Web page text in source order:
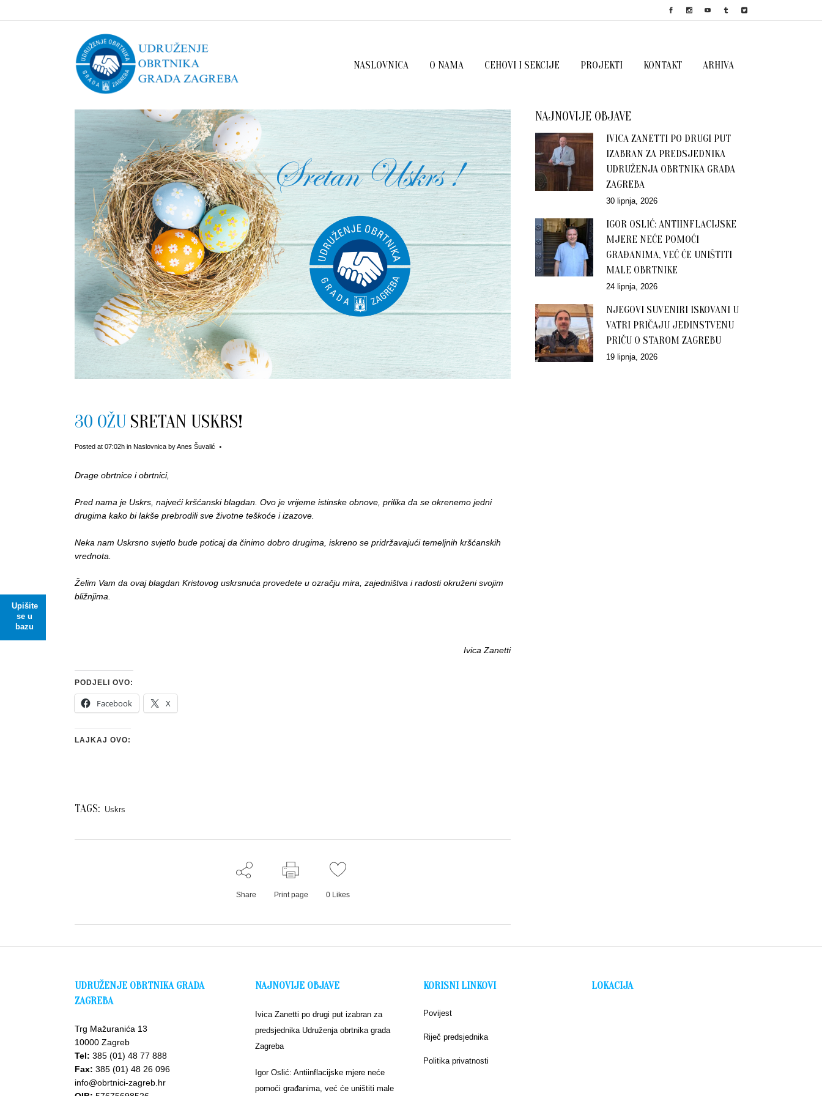
NASLOVNICA O NAMA CEHOVI I SEKCIJE PROJEKTI KONTAKT ARHIVA
Upišite
se u
bazu
30 OŽU SRETAN USKRS!
Posted at 07:02h in Naslovnica byAnes Šuvalić
Drage obrtnice i obrtnici,
Pred nama je Uskrs, najveći kršćanski blagdan. Ovo je vrijeme istinske obnove, prilika da se okrenemo jedni
drugima kako bi lakše prebrodili sve životne teškoće i izazove.
Neka nam Uskrsno svjetlo bude poticaj da činimo dobro drugima, iskreno se pridržavajući temeljnih kršćanskih
vrednota.
Želim Vam da ovaj blagdan Kristovog uskrsnuća provedete u ozračju mira, zajedništva i radosti okruženi svojim
bližnjima.
Ivica Zanetti
PODJELI OVO:
Facebook X
LAJKAJ OVO:
TAGS: Uskrs
Share Print page 0Likes
NAJNOVIJE OBJAVE
IVICA ZANETTI PO DRUGI PUT
IZABRAN ZA PREDSJEDNIKA
UDRUŽENJA OBRTNIKA GRADA
ZAGREBA
30 lipnja, 2026
IGOR OSLIĆ: ANTIINFLACIJSKE
MJERE NEĆE POMOĆI
GRAĐANIMA, VEĆ ĆE UNIŠTITI
MALE OBRTNIKE
24 lipnja, 2026
NJEGOVI SUVENIRI ISKOVANI U
VATRI PRIČAJU JEDINSTVENU
PRIČU O STAROM ZAGREBU
19 lipnja, 2026
UDRUŽENJE OBRTNIKA GRADA
ZAGREBA
Trg Mažuranića 13
10000 Zagreb
Tel: 385 (01) 48 77 888
Fax: 385 (01) 48 26 096
info@obrtnici-zagreb.hr
NAJNOVIJE OBJAVE
Ivica Zanetti po drugi put izabran za
predsjednika Udruženja obrtnika grada
Zagreba
Igor Oslić: Antiinflacijske mjere neće
pomoći građanima, već će uništiti male
KORISNI LINKOVI
Povijest
Riječ predsjednika
Politika privatnosti
LOKACIJA